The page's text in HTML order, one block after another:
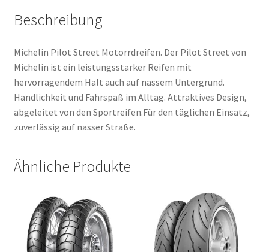
Beschreibung
Michelin Pilot Street Motorrdreifen. Der Pilot Street von
Michelin ist ein leistungsstarker Reifen mit
hervorragendem Halt auch auf nassem Untergrund.
Handlichkeit und Fahrspaß im Alltag. Attraktives Design,
abgeleitet von den Sportreifen.Für den täglichen Einsatz,
zuverlässig auf nasser Straße.
Ähnliche Produkte